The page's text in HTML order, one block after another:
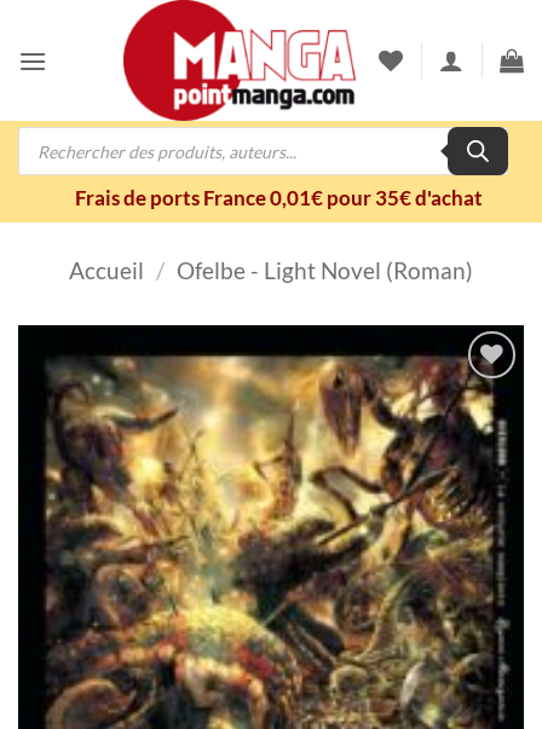
contenu
Recherche
Frais de ports France 0,01€ pour 35€ d'achat
Accueil / Ofelbe - Light Novel (Roman)
Ajouter
à la
wishlist